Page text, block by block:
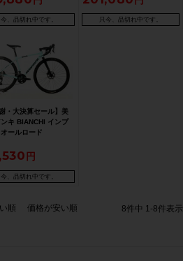
今、品切れ中です。
サイズ グレー ☆【期間限定
6/26 午前10時迄】
只今、品切れ中です。
謝・大決算セール】美
キ BIANCHI インプ
ールロード
2021年 グラベルロー
イズ チェレステ【期
2/26 午前10時迄】
今、品切れ中です。
順 価格が安い順 8件中 1-8件表示